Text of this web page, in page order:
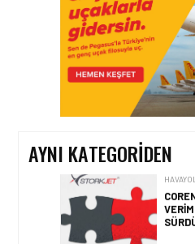
AYNI KATEGORIDEN
İŞ
AIR
YILI
VE